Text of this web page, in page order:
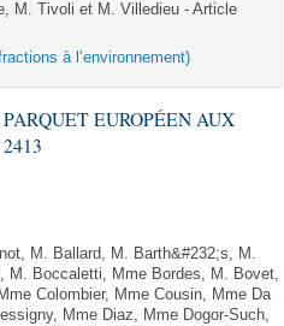
M. Tivoli et M. Villedieu - Article
à l’environnement)
EUROPÉEN AUX
M. Ballard, M. Barth&#232;s, M.
M. Boccaletti, Mme Bordes, M. Bovet,
Colombier, Mme Cousin, Mme Da
Mme Diaz, Mme Dogor-Such,